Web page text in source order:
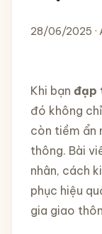
28/06/2025 ·
Khi bạn đạp
đó không
còn tiềm ẩn
thông. Bài
nhân, cách
phục hiệu
gia giao